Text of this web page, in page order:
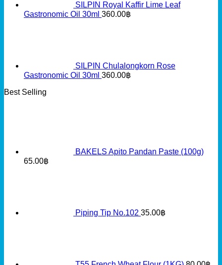
SILPIN Royal Kaffir Lime Leaf
Gastronomic Oil 30ml 360.00฿
SILPIN Chulalongkorn Rose
Gastronomic Oil 30ml 360.00฿
Best Selling
BAKELS Apito Pandan Paste (100g)
65.00฿
Piping Tip No.102 35.00฿